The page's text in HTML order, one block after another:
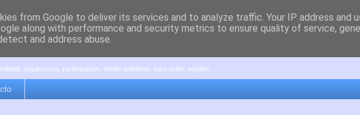
arquitectura, participación, medio ambiente, educación, empleo, ...
from Google to deliver its services and to analyze traffic. Your IP address and
along with performance and security metrics to ensure quality of service,
and address abuse.